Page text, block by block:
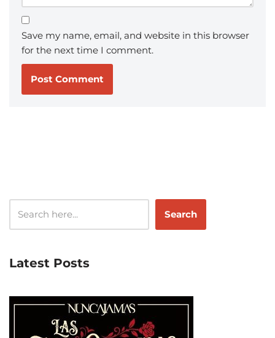
Save my name, email, and website in this browser
for the next time I comment.
Search
Latest Posts